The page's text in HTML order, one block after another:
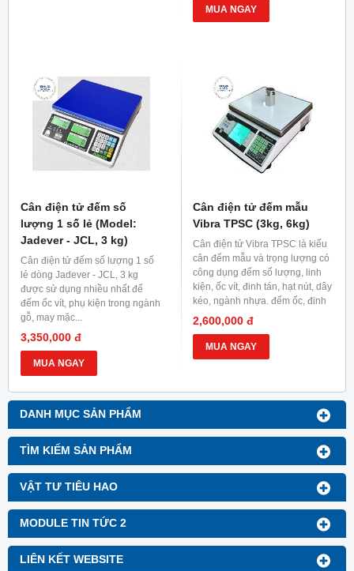
DANH MỤC SẢN PHẨM
TÌM KIẾM SẢN PHẨM
VẬT TƯ TIÊU HAO
MODULE TIN TỨC 2
LIÊN KẾT WEBSITE
kiểm tra khối lượng hàng hóa,
hóa chất, thực phẩm, nguyên
MUA NGAY
Cân điện tử đếm số
lượng 1 số lẻ (Model:
Jadever - JCL, 3 kg)
Cân điện tử đếm số lượng 1 số
lẻ dòng Jadever - JCL, 3 kg
được sử dụng nhiều nhất để
đếm ốc vít, phụ kiện trong ngành
gỗ, may mặc...
3,350,000 đ
MUA NGAY
Cân điện tử đếm mẫu
Vibra TPSC (3kg, 6kg)
Cân điện tử Vibra TPSC là kiểu
cân đếm mẫu và trọng lượng có
công dụng đếm số lượng, linh
kiện, ốc vít, đinh tán, hạt nút, dây
kéo, ngành nhựa. đếm ốc, đinh
vít, khay nhựa, bao bì....
2,600,000 đ
MUA NGAY